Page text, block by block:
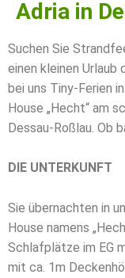
Adria in
Suchen Sie
einen kleinen Urlaub
bei uns Tiny-Ferien
House „Hecht“ am
Dessau-Roßlau. Ob
DIE UNTERKUNFT
Sie übernachten in
House namens
Schlafplätze im EG
mit ca. 1m